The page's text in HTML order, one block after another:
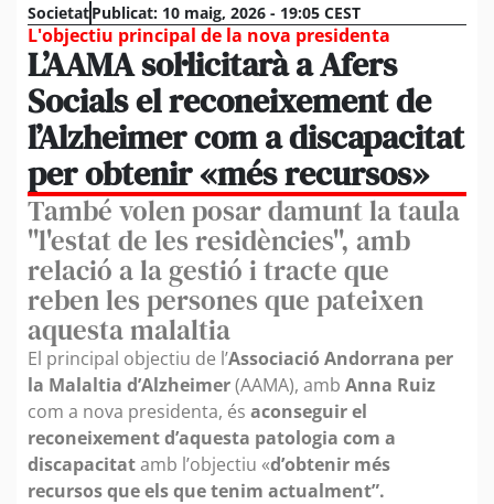
SocietatPublicat: 10 maig, 2026 - 19:05 CEST
L'objectiu principal de la nova presidenta
L’AAMA sol·licitarà a Afers
Socials el reconeixement de
l’Alzheimer com a discapacitat
per obtenir «més recursos»
També volen posar damunt la taula
"l'estat de les residències", amb
relació a la gestió i tracte que
reben les persones que pateixen
aquesta malaltia
El principal objectiu de l’Associació Andorrana per
la Malaltia d’Alzheimer(AAMA), amb Anna Ruiz
com a nova presidenta, és aconseguir el
reconeixement d’aquesta patologia com a
discapacitatamb l’objectiu «d’obtenir més
recursos que els que tenim actualment”.